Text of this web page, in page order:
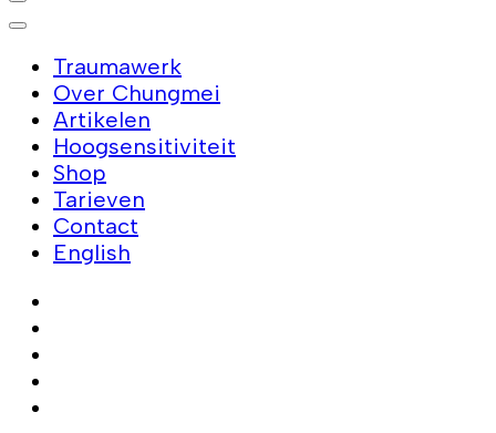
Traumawerk
Over Chungmei
Artikelen
Hoogsensitiviteit
Shop
Tarieven
Contact
English